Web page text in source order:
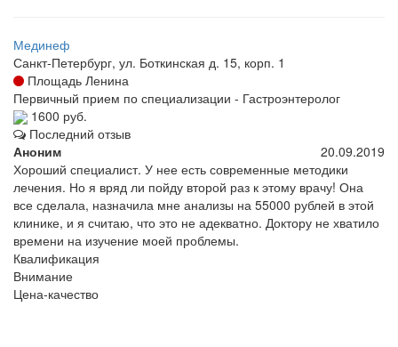
Мединеф
Санкт-Петербург, ул. Боткинская д. 15, корп. 1
Площадь Ленина
Первичный прием по специализации - Гастроэнтеролог
1600 руб.
Последний отзыв
Аноним
20.09.2019
Хороший специалист. У нее есть современные методики
лечения. Но я вряд ли пойду второй раз к этому врачу! Она
все сделала, назначила мне анализы на 55000 рублей в этой
клинике, и я считаю, что это не адекватно. Доктору не хватило
времени на изучение моей проблемы.
Квалификация
Внимание
Цена-качество